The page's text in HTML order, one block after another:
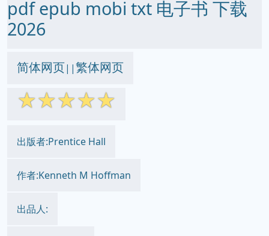
pdf epub mobi txt 电子书 下载
2026
简体网页||繁体网页
☆☆☆☆☆
出版者:Prentice Hall
作者:Kenneth M Hoffman
出品人: